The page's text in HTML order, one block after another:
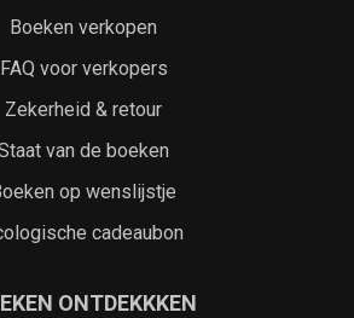
Boeken verkopen
FAQ voor verkopers
Zekerheid & retour
van de boeken
op wenslijstje
cadeaubon
ONTDEKKKEN